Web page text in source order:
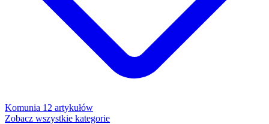
Komunia 12 artykułów
Zobacz wszystkie kategorie